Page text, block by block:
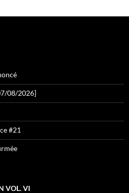
08/2026]
#21
VOL. VI